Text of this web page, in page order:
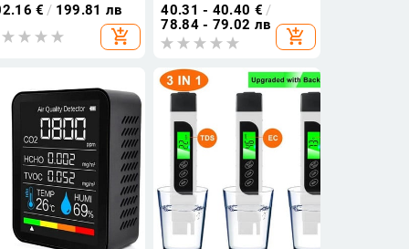
стърготини
€ / 199.81 лв
add_shopping_cart
диоксид Склад за
оранжерии Монитор за
качество на въздуха
Температура и влажност
40.31 - 40.40 € /
78.84 - 79.02 лв
add_shopping_cart